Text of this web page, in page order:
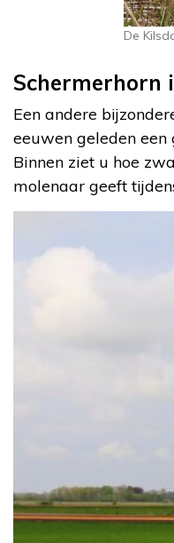
De
Schermerhorn
Een andere
eeuwen geleden
Binnen ziet u hoe
molenaar geeft